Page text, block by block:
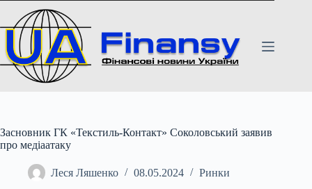
вмісту
Засновник ГК «Текстиль-Контакт» Соколовський заявив
про медіаатаку
Леся Ляшенко 08.05.2024 Ринки